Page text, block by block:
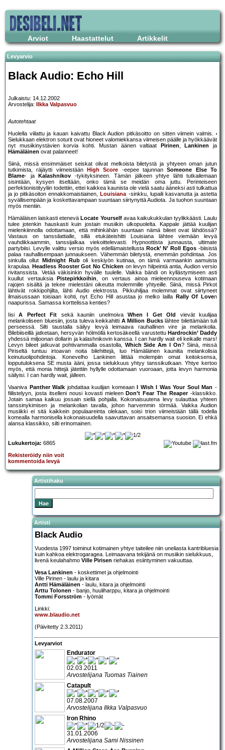
Arviot Haastattelut Artikkelit
Levyarvio
Black Audio: Echo Hill
Julkaistu: 14.12.2002
Arvostelija:
Ilkka Valpasvuo
Autotehtaat
Huolella viilattu ja kauan kaivattu Black Audion pitkäsoitto on sitten viimein valmis.
Sielukkaan elektron soturit ovat hioneet valomiekkansa viimeisen päälle ja hyökkäävät
nyt musiikinystävien korvia kohti. Mustan äänen valtiaat
Pirinen, Lankinen
ja
Hämäläinen ovat palanneet!
Siinä, missä ensimmäiset seiskat olivat melkoista biletystä ja yhtyeen oman jutun
tutkimista, räjäytti viimeistään
High Score -eepee tajunnanSomeone Else To
Blame- ja Kalashnikov -tykityksineen. Tämän jälkeen yhtye lähti tutkailemaan
sisintään, kysyen itseltään, onko tämä se meidän oma juttu. Perinteiseen
perfektionistityyliin todettiin, ettei kaikkea kaunista ole vielä saatu ääneksi asti tulkattua
ja jo pitkäsoiton ennakkomaistiainen, Louisiana-sinkku, lupaili kasvanutta ja astetta
syvällisempään ja koskettavampaan suuntaan siirtynyttä Audiota. Ja tuohon suuntaan
myös mentiin.
Hämäläisen laiskasti etenevä Locate Yourselfavaa kaikukukkulan tyylikkäästi. Laulu
tulee jotenkin hauskasti kuin jostain musiikin ulkopuolelta. Kappale jättää kuulijan
mielenkiinnolla odottamaan, että mihinkähän suuntaan nämä bileet ovat lähdössä?
Vastaus on tanssilattialle, sillä etukäteishitti Louisiana lähtee viemään levyä
vauhdikkaammin, tanssijalkaa viekoittelevasti. Hypnoottista junnausta, ultimate
partybiisi. Levylle valittu versio myös edellämaistellusta Rock’ N’ Roll Egos-biisistä
palaa rauhallisempaan junnaukseen. Vähemmän biletystä, enemmän pohdintaa. Jos
sinkulla ollut
Midnight Ruboli keskiyön kutinaa, on tämä varmaankin aamuista
krapulaa. Headless Rooster Got No Chicken on levyn hilpeintä antia, Audion versio
rivitanssista. Vetää väkisinkin hyvälle tuulelle. Vaikka bändi on kyllästymiseen asti
kuullut vertauksia
Pistepirkkoihin, on vertaus ainoa mieleennouseva kotimaan
rajojen sisältä ja tekee mielestäni oikeutta molemmille yhtyeille. Siinä, missä Pirkot
lähtivät rokkipohjilta, lähti Audio elektrosta. Pikkuhiljaa molemmat ovat siirtyneet
ilmaisussaan toisiaan kohti, nyt Echo Hill asustaa jo melko lailla
Rally Of Loven
naapurissa. Samassa korttelissa kenties?
IisiA Perfect Fit sekä kauniin unelmoiva When I Get Old
vievät kuulijaa
melankoliseen bluesiin, josta tuleva keikkahitti A Million Buckslähtee bilettämään tuli
perseessä. Silti taustalla säilyy levyä leimaava rauhallinen vire ja melankolia.
Bilebiiseillä jatketaan, hersyvän hölmöllä kertosäkeellä varustettu Hardrockin’ Daddy
yhdessä miljoonan dollarin ja kalashnikovin kanssa. I can hardly wait eli keikalle mars!
Levyn bileet jatkuvat pohtivammalla osastolla, Which Side Am I On? Siinä, missä
Piriseltä tuntuu irtoavan noita bilehittejä, luo Hämäläinen kauniita melankolisia
keinutuolipohdintoja. Konevelho Lankinen liittää molempiin omat keitoksensa,
lopputuloksena SE musta ääni, jossa sielukkuus yhtyy tanssikutkaan. Yhtye kertoo
myös, että monia hittejä jätettiin hyllylle odottamaan vuoroaan, jotta levyn harmonia
säilyisi. I can hardly wait, jälleen.
Vaaniva Panther Walk johdattaa kuulijan komeaan I Wish I Was Your Soul Man -
fiilistelyyn, josta itselleni nousi kovasti mieleen Don’t Fear The Reaper-klassikko.
Jotain samaa kaikuu jossain siellä pohjalla. Kokonaisuutena levy sulauttaa yhteen
tanssinykimisen ja melankolian tavalla, johon harvemmin törmää. Vaikka Audion
musiikki ei sitä kaikkein populaareinta olekaan, soisi trion viimeistään tällä todella
komealla harmonisella kokonaisuudella saavuttavan ansaitsemansa suosion. Ei ehkä
alansa klassikko, silti erinomainen.
Lukukertoja: 6865
Rekisteröidy niin voit
kommentoida levyä
Artistihaku
Artisti
Black Audio
Vuodesta 1997 toiminut kotimainen yhtye taiteilee niin uneliasta kantribluesia
kuin kahkoa elektrogaragea. Leimaavana tekijänä on musiikin sielukkuus,
livenä keulahahmo Ville Pirisen riehakas esiintyminen vakuuttaa.
Vesa Lankinen - koskettimet ja ohjelmointi
Ville Pirinen - laulu ja kitara
Antti Hämäläinen - laulu, kitara ja ohjelmointi
Arttu Tolonen - banjo, huuliharppu, kitara ja ohjelmointi
Tommi Forsström - lyömät
Linkki:
www.blaudio.net
(Päivitetty 2.3.2011)
Levyarviot
Endurator
02.03.2011
Arvostelijana Tuomas Tiainen
Catapult
07.08.2007
Arvostelijana Ilkka Valpasvuo
Iron Rhino
31.01.2006
Arvostelijana Sami Nissinen